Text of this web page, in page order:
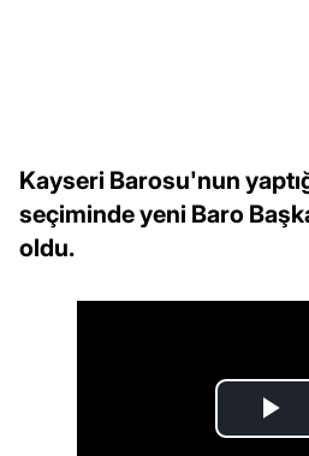
Kayseri Barosu'nun
seçiminde yeni Baro
oldu.